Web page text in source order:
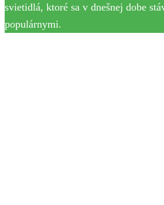
svietidlá, ktoré sa v dnešnej dobe
populárnymi.